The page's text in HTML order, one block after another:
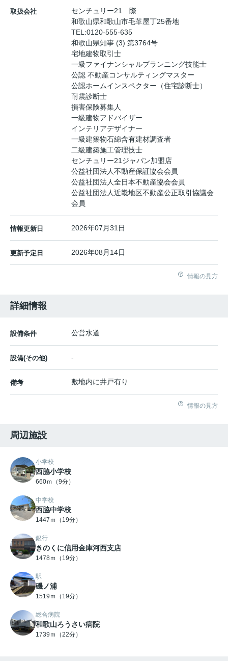
取扱会社
センチュリー21 際
和歌山県和歌山市毛革屋丁25番地
TEL:0120-555-635
和歌山県知事 (3) 第3764号
宅地建物取引士
一級ファイナンシャルプランニング技能士
公認 不動産コンサルティングマスター
公認ホームインスペクター（住宅診断士）
耐震診断士
損害保険募集人
一級建物アドバイザー
インテリアデザイナー
一級建築物石綿含有建材調査者
二級建築施工管理技士
センチュリー21ジャパン加盟店
公益社団法人不動産保証協会会員
公益社団法人全日本不動産協会会員
公益社団法人近畿地区不動産公正取引協議会
会員
情報更新日 2026年07月31日
更新予定日 2026年08月14日
情報の見方
詳細情報
設備条件 公営水道
設備(その他) -
備考 敷地内に井戸有り
情報の見方
周辺施設
小学校
西脇小学校
660ｍ（9分）
中学校
西脇中学校
1447ｍ（19分）
銀行
きのくに信用金庫河西支店
1478ｍ（19分）
駅
磯ノ浦
1519ｍ（19分）
総合病院
和歌山ろうさい病院
1739ｍ（22分）